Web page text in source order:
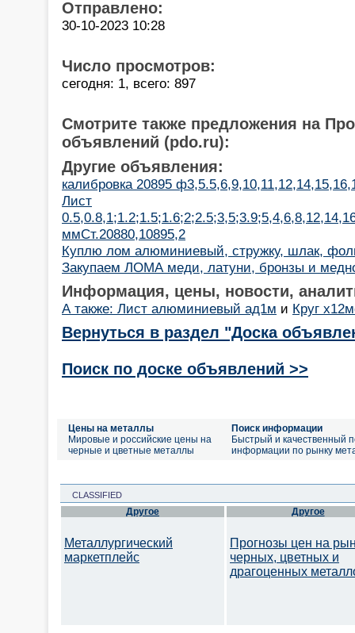
Отправлено:
30-10-2023 10:28
Число просмотров:
сегодня: 1, всего: 897
Смотрите также предложения на
объявлений (pdo.ru):
Другие объявления:
калибровка 20895
Лист
ммСт.20880,10895,2
Куплю лом алюминиевый, стружку, шлак,
Закупаем ЛОМА меди, латуни, бронзы и
Информация, цены, новости,
А также: Лист алюминиевый ад1м и Круг
Вернуться в раздел "Доска
Поиск по доске объявлений >>
Цены на металлы
Мировые и российские цены на
черные и цветные металлы
Поиск информации
Быстрый и качественный
информации по рынку
CLASSIFIED
Другое
Металлургический
маркетплейс
Другое
Прогнозы цен на
черных, цветных и
драгоценных